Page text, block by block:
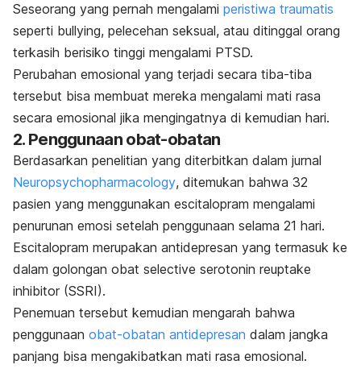
Seseorang yang pernah mengalami peristiwa traumatis
seperti bullying, pelecehan seksual, atau ditinggal orang
terkasih berisiko tinggi mengalami PTSD.
Perubahan emosional yang terjadi secara tiba-tiba
tersebut bisa membuat mereka mengalami mati rasa
secara emosional jika mengingatnya di kemudian hari.
2. Penggunaan obat-obatan
Berdasarkan penelitian yang diterbitkan dalam jurnal
Neuropsychopharmacology, ditemukan bahwa 32
pasien yang menggunakan escitalopram mengalami
penurunan emosi setelah penggunaan selama 21 hari.
Escitalopram merupakan antidepresan yang termasuk ke
dalam golongan obat selective serotonin reuptake
inhibitor (SSRI).
Penemuan tersebut kemudian mengarah bahwa
penggunaan obat-obatan antidepresan dalam jangka
panjang bisa mengakibatkan mati rasa emosional.